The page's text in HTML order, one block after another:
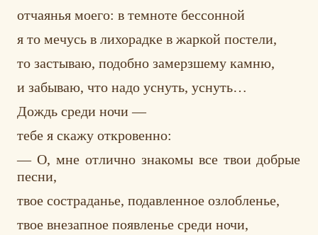
отчаянья моего: в темноте бессонной
я то мечусь в лихорадке в жаркой постели,
то застываю, подобно замерзшему камню,
и забываю, что надо уснуть, уснуть…
Дождь среди ночи —
тебе я скажу откровенно:
— О, мне отлично знакомы все твои добрые
песни,
твое состраданье, подавленное озлобленье,
твое внезапное появленье среди ночи,